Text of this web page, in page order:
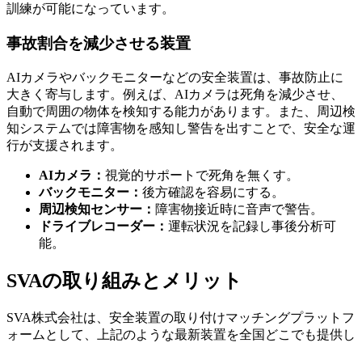
訓練が可能になっています。
事故割合を減少させる装置
AIカメラやバックモニターなどの安全装置は、事故防止に
大きく寄与します。例えば、AIカメラは死角を減少させ、
自動で周囲の物体を検知する能力があります。また、周辺検
知システムでは障害物を感知し警告を出すことで、安全な運
行が支援されます。
AIカメラ： 視覚的サポートで死角を無くす。
バックモニター： 後方確認を容易にする。
周辺検知センサー： 障害物接近時に音声で警告。
ドライブレコーダー： 運転状況を記録し事後分析可
能。
SVAの取り組みとメリット
SVA株式会社は、安全装置の取り付けマッチングプラットフ
ォームとして、上記のような最新装置を全国どこでも提供し